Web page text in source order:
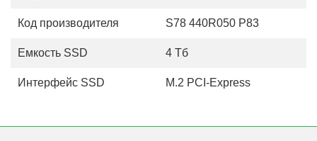
Код производителя S78 440R050 P83
Емкость SSD 4 Тб
Интерфейс SSD M.2 PCI-Express